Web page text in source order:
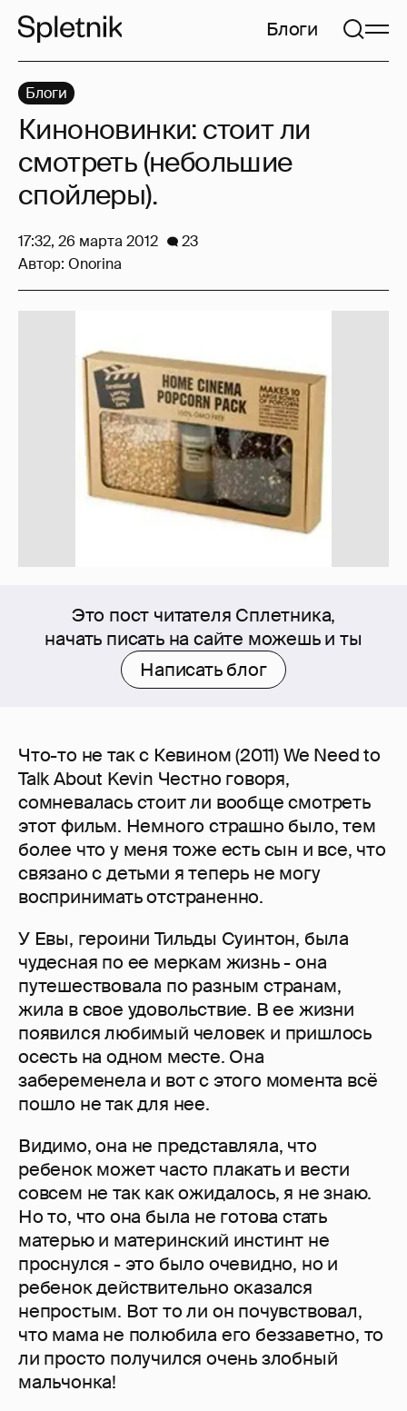
Блоги
Это пост читателя Сплетника,
начать писать на сайте можешь и ты
Написать блог
Что-то не так с Кевином (2011) We Need to
Talk About Kevin Честно говоря,
сомневалась стоит ли вообще смотреть
этот фильм. Немного страшно было, тем
более что у меня тоже есть сын и все, что
связано с детьми я теперь не могу
воспринимать отстраненно.
У Евы, героини Тильды Суинтон, была
чудесная по ее меркам жизнь - она
путешествовала по разным странам,
жила в свое удовольствие. В ее жизни
появился любимый человек и пришлось
осесть на одном месте. Она
забеременела и вот с этого момента всё
пошло не так для нее.
Видимо, она не представляла, что
ребенок может часто плакать и вести
совсем не так как ожидалось, я не знаю.
Но то, что она была не готова стать
матерью и материнский инстинт не
проснулся - это было очевидно, но и
ребенок действительно оказался
непростым. Вот то ли он почувствовал,
что мама не полюбила его беззаветно, то
ли просто получился очень злобный
мальчонка!
Блоги
Киноновинки: стоит ли
смотреть (небольшие
спойлеры).
17:32, 26 марта 2012
23
Автор: Onorina